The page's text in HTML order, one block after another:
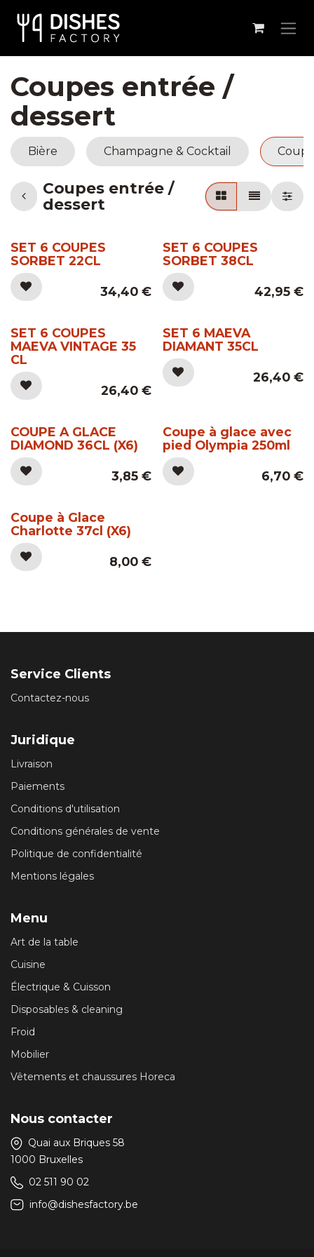
Coupes entrée /
dessert
Bière Champagne & Cocktail
Coupes entrée /
dessert
SET 6 COUPES
SORBET 22CL
34,40€
SET 6 COUPES
SORBET 38CL
42,95€
SET 6 COUPES
MAEVA VINTAGE 35
CL
26,40€
SET 6 MAEVA
DIAMANT 35CL
26,40€
COUPE A GLACE
DIAMOND 36CL (X6)
3,85€
Coupe à glace avec
pied Olympia 250ml
6,70€
Coupe à Glace
Charlotte 37cl (X6)
8,00€
Service Clients
Contactez-nous
Juridique
Livraison
Paiements
Conditions d'utilisation
Conditions générales de vente
Politique de confidentialité
Mentions légales
Menu
Art de la table
Cuisine
Électrique & Cuisson
Disposables & cleaning
Froid
Mobilier
Vêtements et chaussures Horeca
Nous contacter
Quai aux Briques 58
1000 Bruxelles
02 511 90 02
info@dishesfactory.be